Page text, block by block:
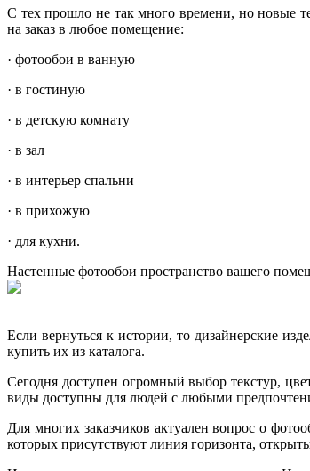
С тех прошло не так много времени, но новые
на заказ в любое помещение:
· фотообои в ванную
· в гостиную
· в детскую комнату
· в зал
· в интерьер спальни
· в прихожую
· для кухни.
Настенные фотообои пространство вашего
Если вернуться к истории, то дизайнерские
купить их из каталога.
Сегодня доступен огромный выбор текстур,
виды доступны для людей с любыми
Для многих заказчиков актуален вопрос о
которых присутствуют линия горизонта,